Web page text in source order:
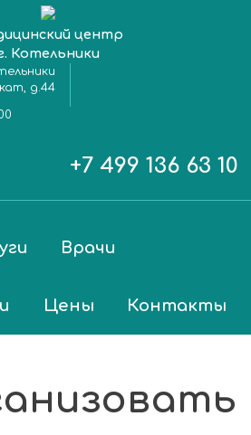
центр
Котельники
д.44
+7 499 136 63 10
Врачи
Цены Контакты